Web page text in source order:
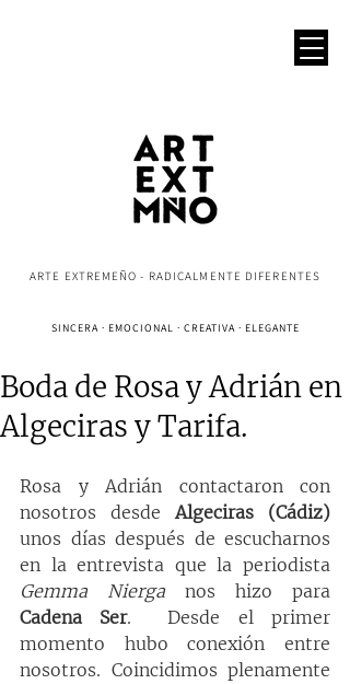
ARTE EXTREMEÑO - RADICALMENTE DIFERENTES
SINCERA · EMOCIONAL · CREATIVA · ELEGANTE
Boda de Rosa y Adrián en
Algeciras y Tarifa.
Rosa y Adrián contactaron con
nosotros desde Algeciras (Cádiz)
unos días después de escucharnos
Gemma Nierga
Cadena Ser.  Desde el primer
momento hubo conexión entre
nosotros. Coincidimos plenamente